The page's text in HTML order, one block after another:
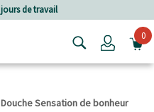
Login0
Douche Sensation de bonheur